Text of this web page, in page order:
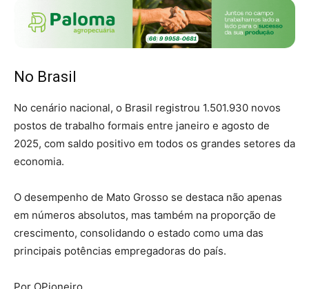
No Brasil
No cenário nacional, o Brasil registrou 1.501.930 novos
postos de trabalho formais entre janeiro e agosto de
2025, com saldo positivo em todos os grandes setores da
economia.
O desempenho de Mato Grosso se destaca não apenas
em números absolutos, mas também na proporção de
crescimento, consolidando o estado como uma das
principais potências empregadoras do país.